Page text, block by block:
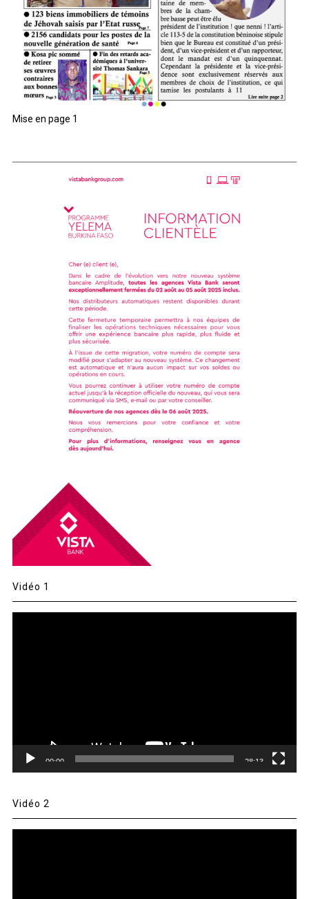
Mise en page 1
Vidéo 1
00:00 28:13
Vidéo 2